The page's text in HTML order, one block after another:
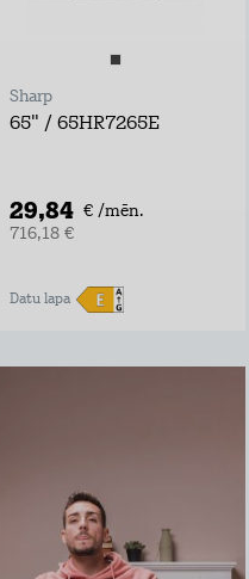
Sharp
65" / 65HR7265E
29,84 € /mēn.
716,18 €
Datu lapa
Negaidi pārraides
televīzijā, izrādes
laiks var sākties
tūlīt ar Go3 TV!
Go3 piedāvājumā: